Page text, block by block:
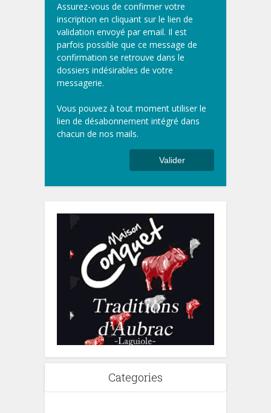
Assurez-vous de confirmer votre
inscription en cliquant sur le lien de
validation envoyé par email. Il est
parfois possible que ce message de
confirmation se retrouve dans le
dossiers indésirables de votre
messagerie.
Vous pouvez à tout moment utiliser le
lien de désabonnement intégré dans
chacun de nos mails.
Categories